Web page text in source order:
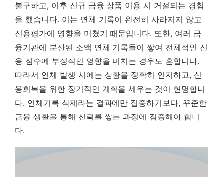
불구하고, 이후 신규 금융 상품 이용 시 거절되는 경험
을 했습니다. 이는 연체 기록이 완전히 사라지지 않고
신용평가에 영향을 미쳤기 때문입니다. 또한, 여러 금
융기관에 분산된 소액 연체 기록들이 쌓여 전체적인 신
용 점수에 부정적인 영향을 미치는 경우도 흔합니다.
따라서 연체 발생 시에는 상황을 정확히 인지하고, 신
용회복을 위한 장기적인 계획을 세우는 것이 현명합니
다. 연체기록 삭제라는 결과에만 집중하기보다, 꾸준한
금융 생활을 통해 신뢰를 쌓는 과정에 집중해야 합니
다.